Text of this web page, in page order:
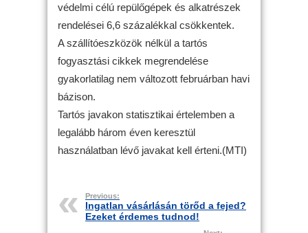
védelmi célú repülőgépek és alkatrészek
rendelései 6,6 százalékkal csökkentek.
A szállítóeszközök nélkül a tartós
fogyasztási cikkek megrendelése
gyakorlatilag nem változott februárban havi
bázison.
Tartós javakon statisztikai értelemben a
legalább három éven keresztül
használatban lévő javakat kell érteni.(MTI)
Previous:
Ingatlan vásárlásán törőd a fejed?
Ezeket érdemes tudnod!